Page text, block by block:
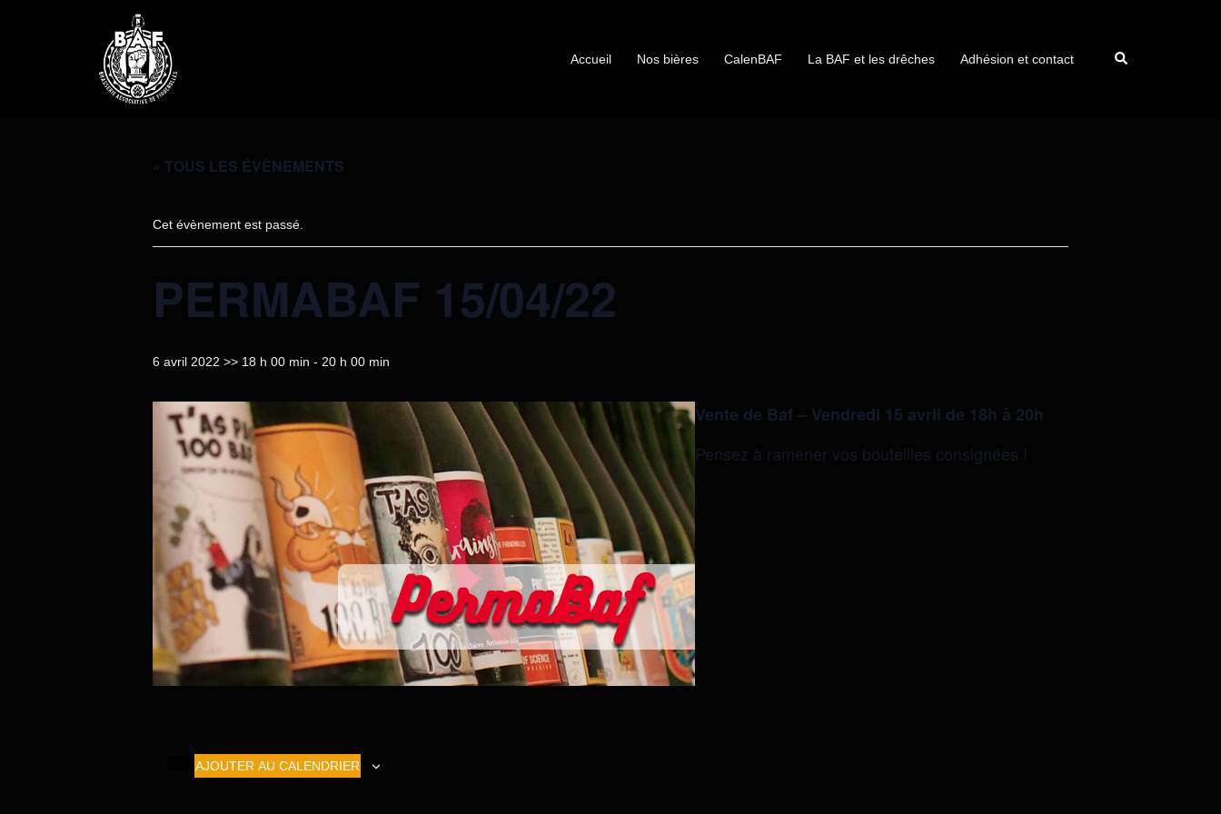
Accueil Nos bières CalenBAF La BAF et les drêches Adhésion et contact
« TOUS LES ÉVÈNEMENTS
Cet évènement est passé.
PERMABAF 15/04/22
6 avril 2022 >> 18 h 00 min - 20 h 00 min
Vente de Baf – Vendredi 15 avril de 18h à 20h
Pensez à ramener vos bouteilles consignées !
AJOUTER AU CALENDRIER